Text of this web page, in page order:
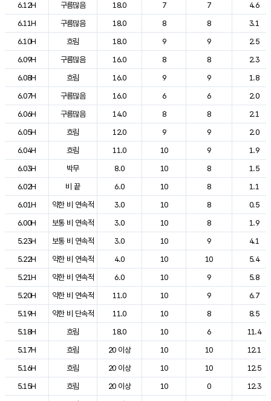
6.12H
구름많음 18.0 7 7
4.6
6.11H
구름많음 18.0 8 8
3.1
6.10H
흐림 18.0 9 9
2.5
6.09H
구름많음 16.0 8 8
2.3
6.08H
흐림 16.0 9 9
1.8
6.07H
구름많음 16.0 6 6
2.0
6.06H
구름많음 14.0 8 8
2.1
6.05H
흐림 12.0 9 9
2.0
6.04H
흐림 11.0 10 9
1.9
6.03H
박무 8.0 10 8
1.5
6.02H
비 끝 6.0 10 8
1.1
6.01H
약한 비 연속적 3.0 10 8
0.5
6.00H
보통 비 연속적 3.0 10 8
1.9
5.23H
보통 비 연속적 3.0 10 9
4.1
5.22H
약한 비 연속적 4.0 10 10
5.4
5.21H
약한 비 연속적 6.0 10 9
5.8
5.20H
약한 비 연속적 11.0 10 9
6.7
5.19H
약한 비 단속적 11.0 10 8
8.5
5.18H
흐림 18.0 10 6
11.4
5.17H
흐림 20 이상 10 10
12.1
5.16H
흐림 20 이상 10 10
12.5
5.15H
흐림 20 이상 10 0
12.3